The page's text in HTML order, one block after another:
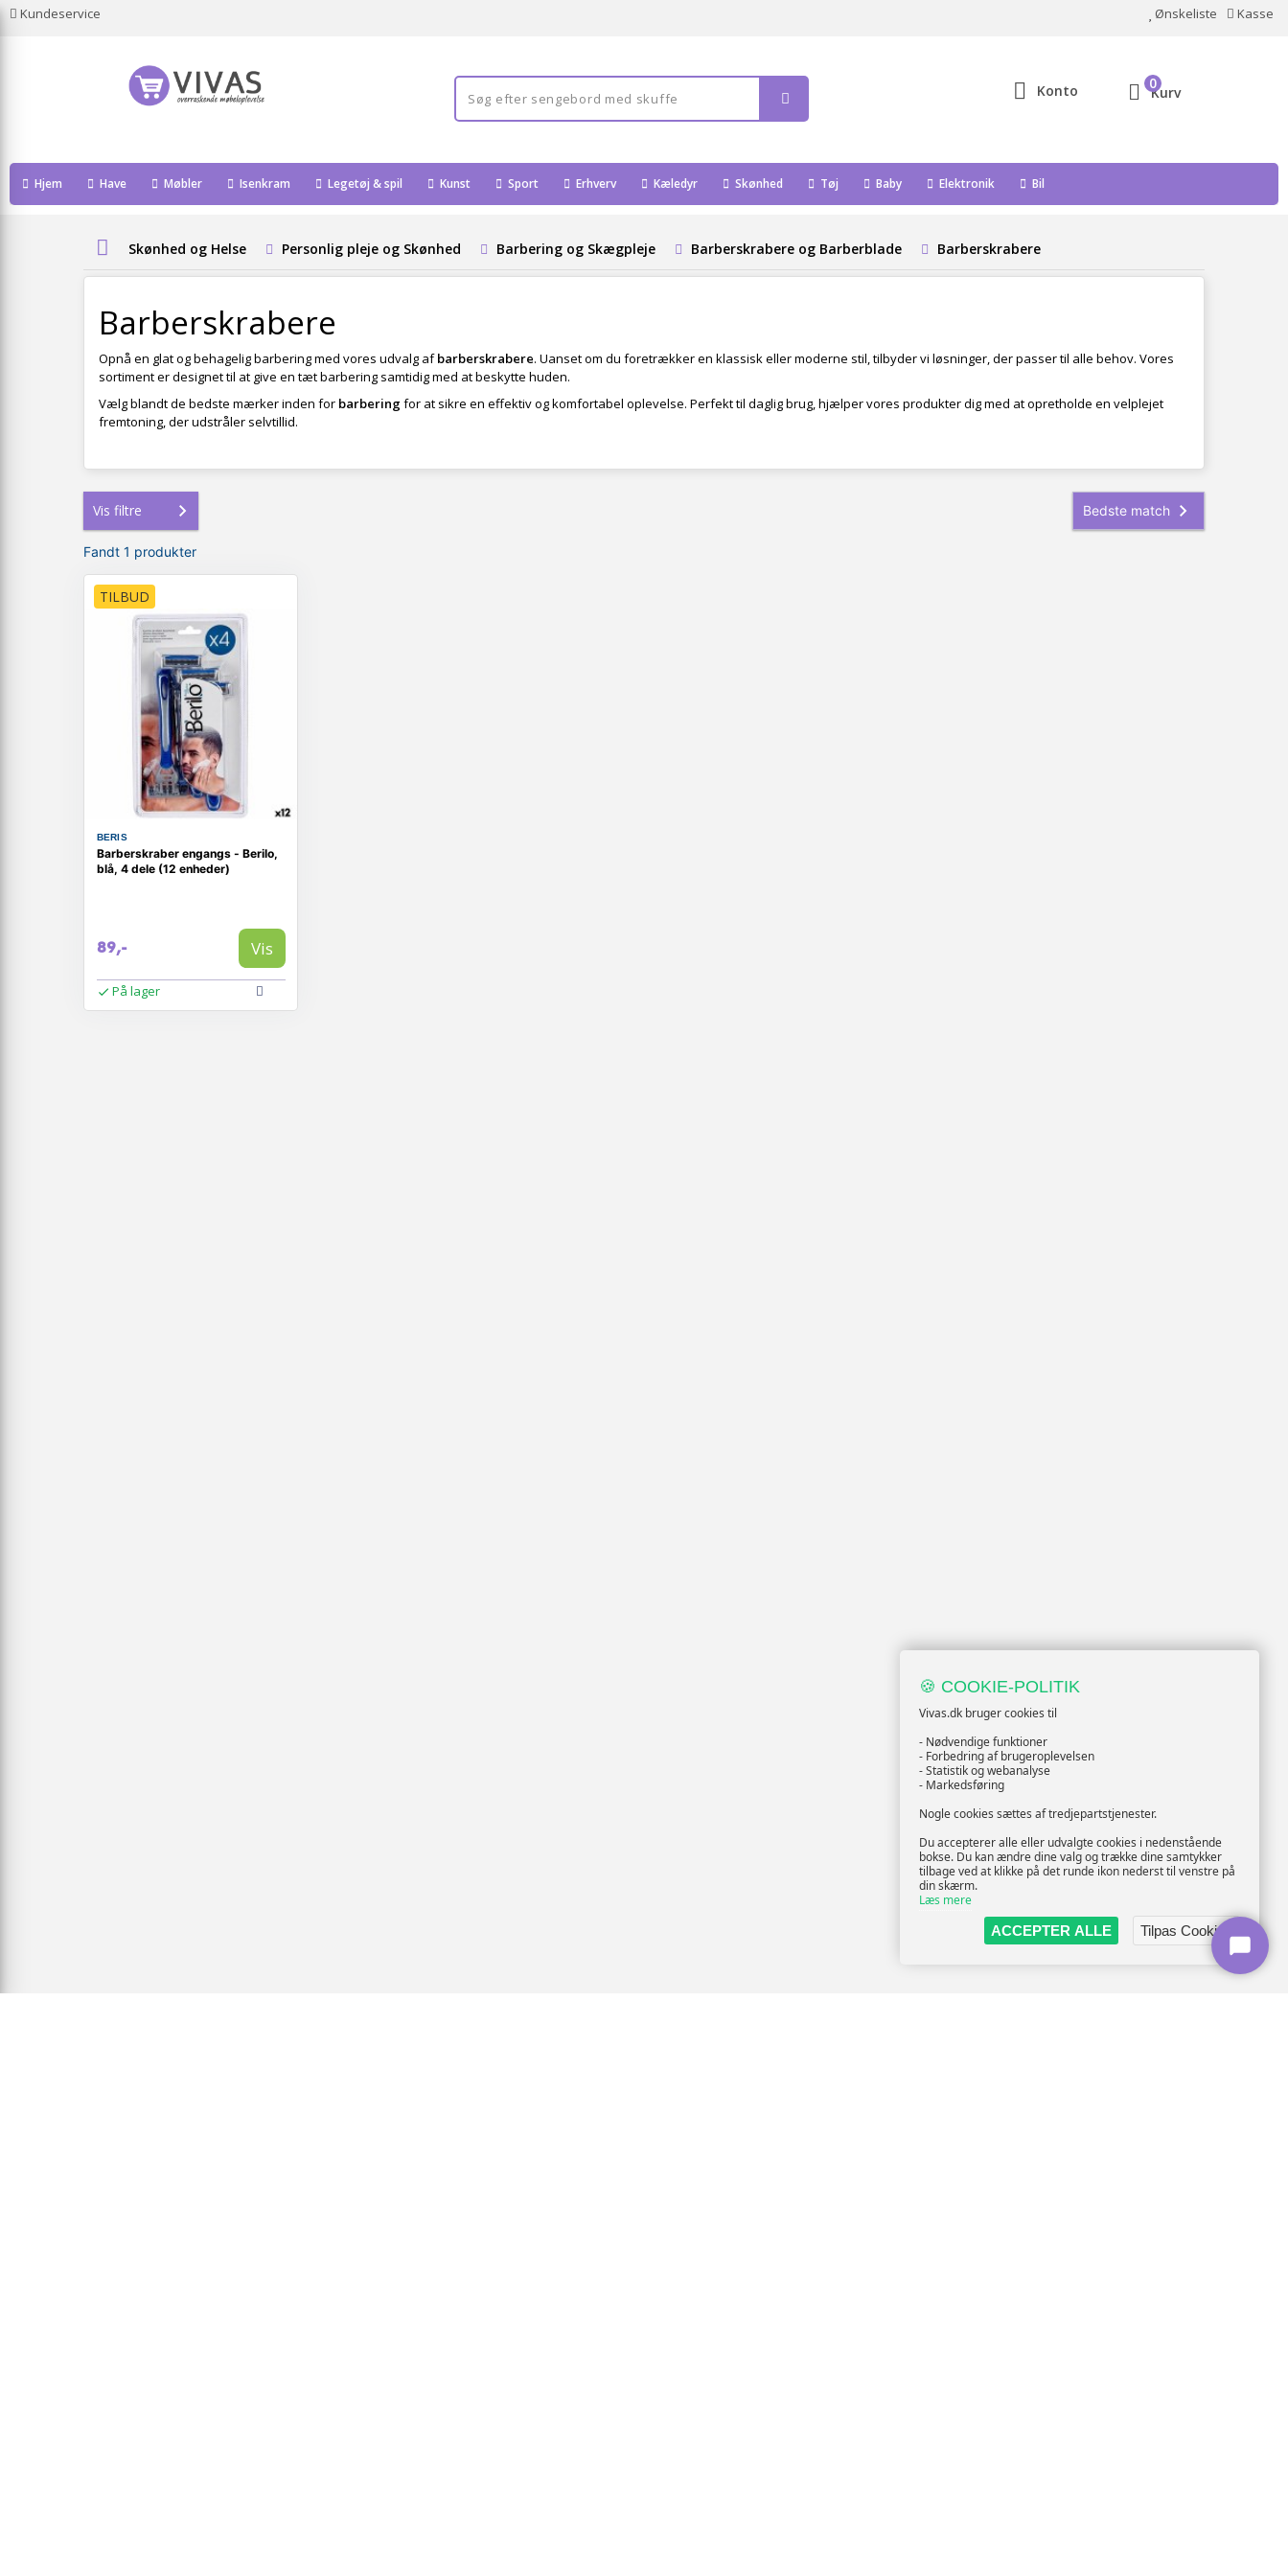
Kundeservice Ønskeliste Kasse
Konto Kurv
0
Hjem Have Møbler Isenkram Legetøj & spil Kunst Sport Erhverv Kæledyr Skønhed Tøj Baby Elektronik Bil
Skønhed og Helse Personlig pleje og Skønhed Barbering og Skægpleje Barberskrabere og Barberblade Barberskrabere
Barberskrabere
Opnå en glat og behagelig barbering med vores udvalg afbarberskrabere. Uanset om du foretrækker en klassisk eller moderne stil, tilbyder vi løsninger, der passer til alle behov. Vores
sortiment er designet til at give en tæt barbering samtidig med at beskytte huden.
Vælg blandt de bedste mærker inden for barberingfor at sikre en effektiv og komfortabel oplevelse. Perfekt til daglig brug, hjælper vores produkter dig med at opretholde en velplejet
fremtoning, der udstråler selvtillid.
Vis filtre
Fandt 1 produkter
TILBUD
BERIS
Barberskraber engangs - Berilo,
blå, 4 dele (12 enheder)
89,- Vis
På lager
🍪 COOKIE-POLITIK
Vivas.dk bruger cookies til
- Nødvendige funktioner
- Forbedring af brugeroplevelsen
- Statistik og webanalyse
- Markedsføring
Nogle cookies sættes af tredjepartstjenester.
Du accepterer alle eller udvalgte cookies i nedenstående
bokse. Du kan ændre dine valg og trække dine samtykker
tilbage ved at klikke på det runde ikon nederst til venstre på
din skærm.
Læs mere
ACCEPTER ALLE
Tilpas Cookies